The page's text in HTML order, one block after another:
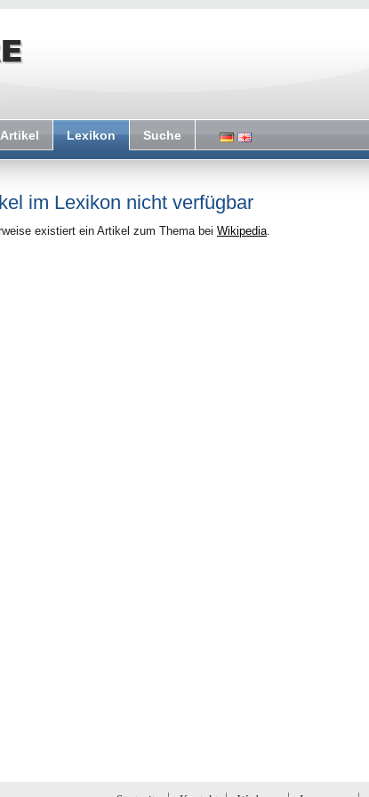
Artikel Lexikon Suche
im Lexikon nicht verfügbar
existiert ein Artikel zum Thema bei Wikipedia.